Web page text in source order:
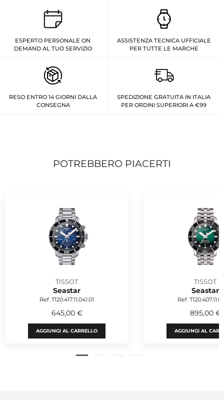
ESPERTO PERSONALE ON
DEMAND AL TUO SERVIZIO
ASSISTENZA TECNICA UFFICIALE
PER TUTTE LE MARCHE
RESO ENTRO 14 GIORNI DALLA
CONSEGNA
SPEDIZIONE GRATUITA IN ITALIA
PER ORDINI SUPERIORI A €99
POTREBBERO PIACERTI
TISSOT
Seastar
Ref. T120.417.11.041.01
645,00 €
AGGIUNGI AL CARRELLO
TISSOT
Seastar
Ref.
895,00 €
AGGIUNGI AL